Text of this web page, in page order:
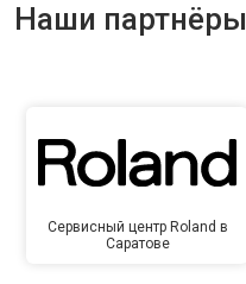
Наши партнёры
Сервисный центр Roland в
Саратове